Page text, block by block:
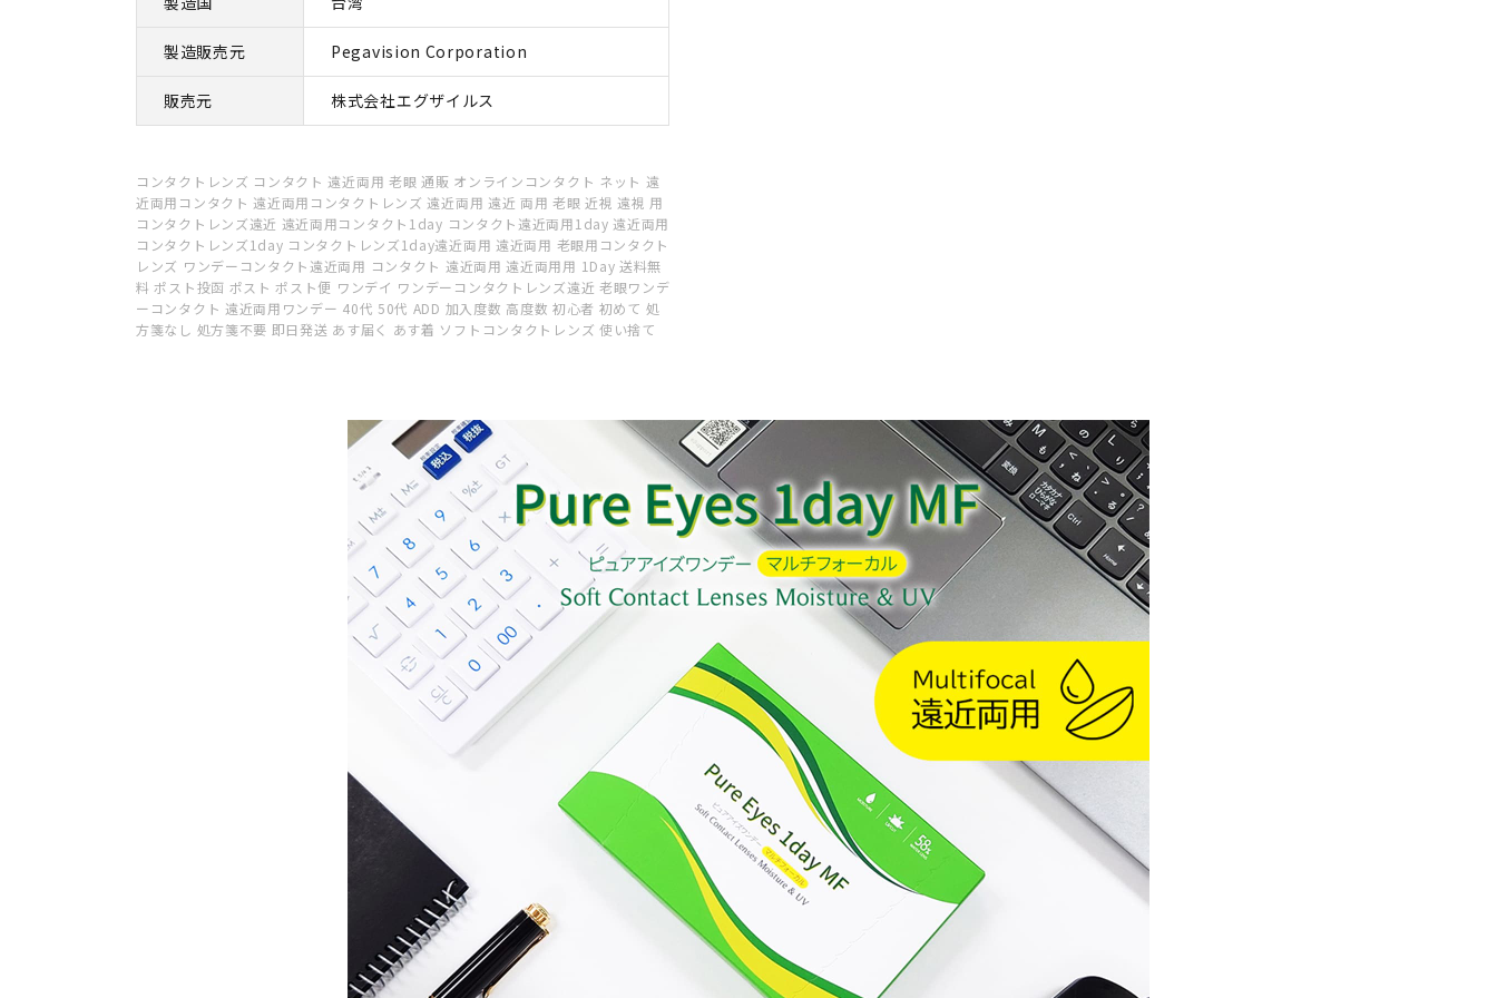
製造販売元 Pegavision Corporation
販売元 株式会社エグザイルス
コンタクトレンズ コンタクト 遠近両用 老眼 通販 オンラインコンタクト ネット 遠
近両用コンタクト 遠近両用コンタクトレンズ 遠近両用 遠近 両用 老眼 近視 遠視 用
コンタクトレンズ遠近 遠近両用コンタクト1day コンタクト遠近両用1day 遠近両用
コンタクトレンズ1day コンタクトレンズ1day遠近両用 遠近両用 老眼用コンタクト
レンズ ワンデーコンタクト遠近両用 コンタクト 遠近両用 遠近両用用 1Day 送料無
料 ポスト投函 ポスト ポスト便 ワンデイ ワンデーコンタクトレンズ遠近 老眼ワンデ
ーコンタクト 遠近両用ワンデー 40代 50代 ADD 加入度数 高度数 初心者 初めて 処
方箋なし 処方箋不要 即日発送 あす届く あす着 ソフトコンタクトレンズ 使い捨て